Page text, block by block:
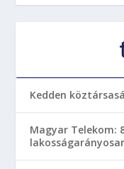
Kedden
Magyar Telekom: